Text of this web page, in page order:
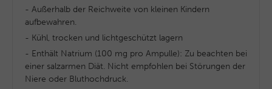
- Außerhalb der Reichweite von kleinen Kindern
aufbewahren.
- Kühl, trocken und lichtgeschützt lagern
- Enthält Natrium (100 mg pro Ampulle): Zu beachten bei
einer salzarmen Diät. Nicht empfohlen bei Störungen der
Niere oder Bluthochdruck.